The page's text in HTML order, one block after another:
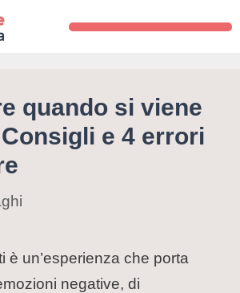
quando si viene
e 4 errori
è un’esperienza che porta
negative, di